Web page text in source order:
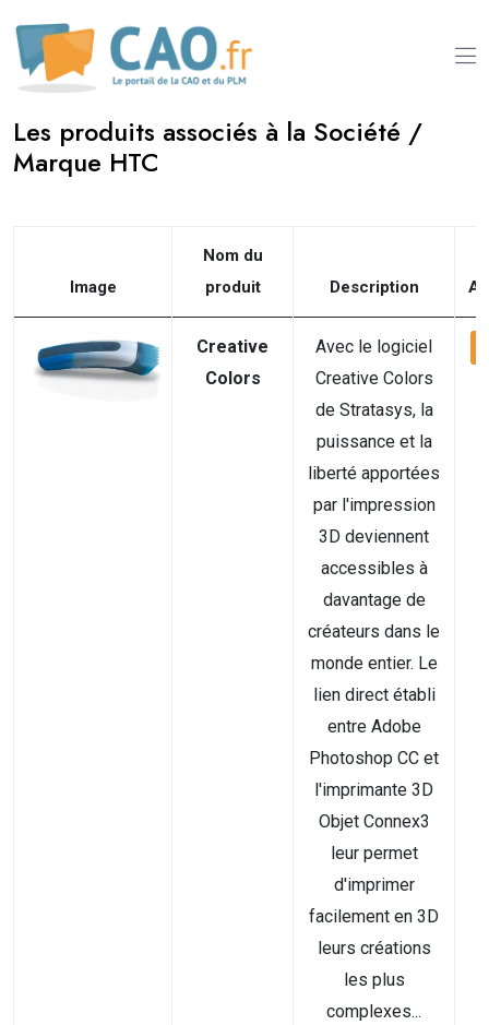
Les produits associés à la Société /
Marque HTC
Image
Nom du
produit
Description
Creative
Colors
Avec le logiciel
Creative Colors
de Stratasys, la
puissance et la
liberté apportées
par l'impression
3D deviennent
accessibles à
davantage de
créateurs dans le
monde entier. Le
lien direct établi
entre Adobe
Photoshop CC et
l'imprimante 3D
Objet Connex3
leur permet
d'imprimer
facilement en 3D
leurs créations
les plus
complexes...